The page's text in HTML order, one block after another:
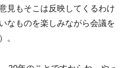
見もそこは反映してくるわけ
なものを楽しみながら会議を
。